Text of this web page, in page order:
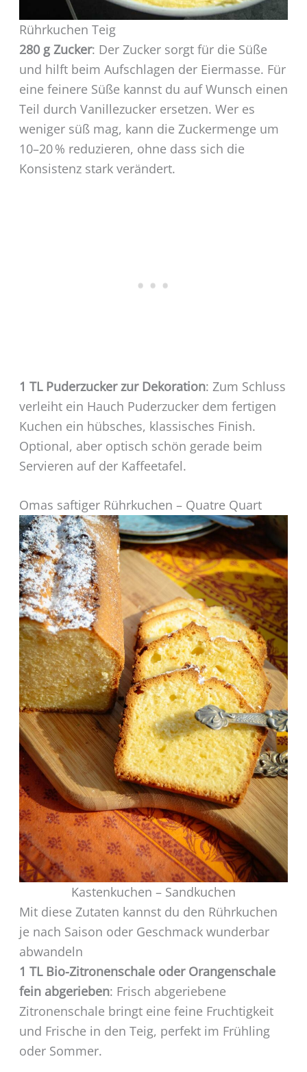
Rührkuchen Teig
280 g Zucker: Der Zucker sorgt für die Süße
und hilft beim Aufschlagen der Eiermasse. Für
eine feinere Süße kannst du auf Wunsch einen
Teil durch Vanillezucker ersetzen. Wer es
weniger süß mag, kann die Zuckermenge um
10–20 % reduzieren, ohne dass sich die
Konsistenz stark verändert.
1 TL Puderzucker zur Dekoration: Zum Schluss
verleiht ein Hauch Puderzucker dem fertigen
Kuchen ein hübsches, klassisches Finish.
Optional, aber optisch schön gerade beim
Servieren auf der Kaffeetafel.
Omas saftiger Rührkuchen – Quatre Quart
Kastenkuchen – Sandkuchen
Mit diese Zutaten kannst du den Rührkuchen
je nach Saison oder Geschmack wunderbar
abwandeln
1 TL Bio-Zitronenschale oder Orangenschale
fein abgerieben: Frisch abgeriebene
Zitronenschale bringt eine feine Fruchtigkeit
und Frische in den Teig, perfekt im Frühling
oder Sommer.